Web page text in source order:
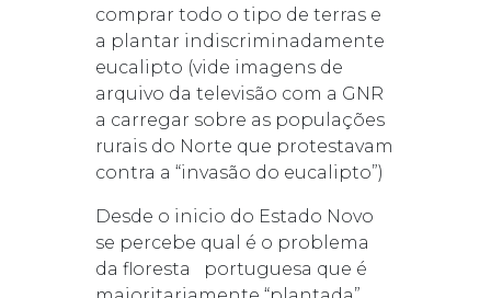
comprar todo o tipo de terras e
a plantar indiscriminadamente
eucalipto (vide imagens de
arquivo da televisão com a GNR
a carregar sobre as populações
rurais do Norte que protestavam
contra a “invasão do eucalipto”)
Desde o inicio do Estado Novo
se percebe qual é o problema
da floresta portuguesa que é